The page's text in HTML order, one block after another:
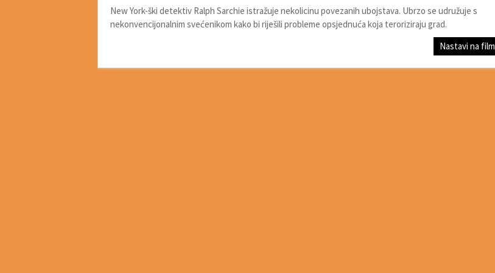
New York-ški detektiv Ralph Sarchie istražuje nekolicinu povezanih ubojstava. Ubrzo se udružuje s
nekonvencijonalnim svećenikom kako bi riješili probleme opsjednuća koja teroriziraju grad.
Nastavi na film